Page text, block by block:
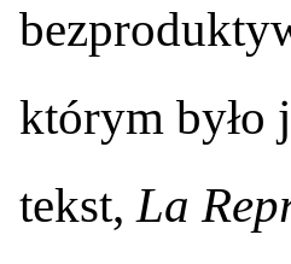
którym było
tekst, La